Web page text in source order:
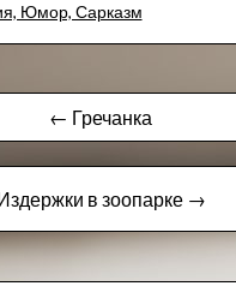
Юмор, Сарказм
← Гречанка
в зоопарке →